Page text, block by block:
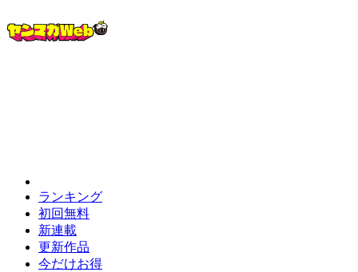
ランキング
初回無料
新連載
更新作品
今だけお得